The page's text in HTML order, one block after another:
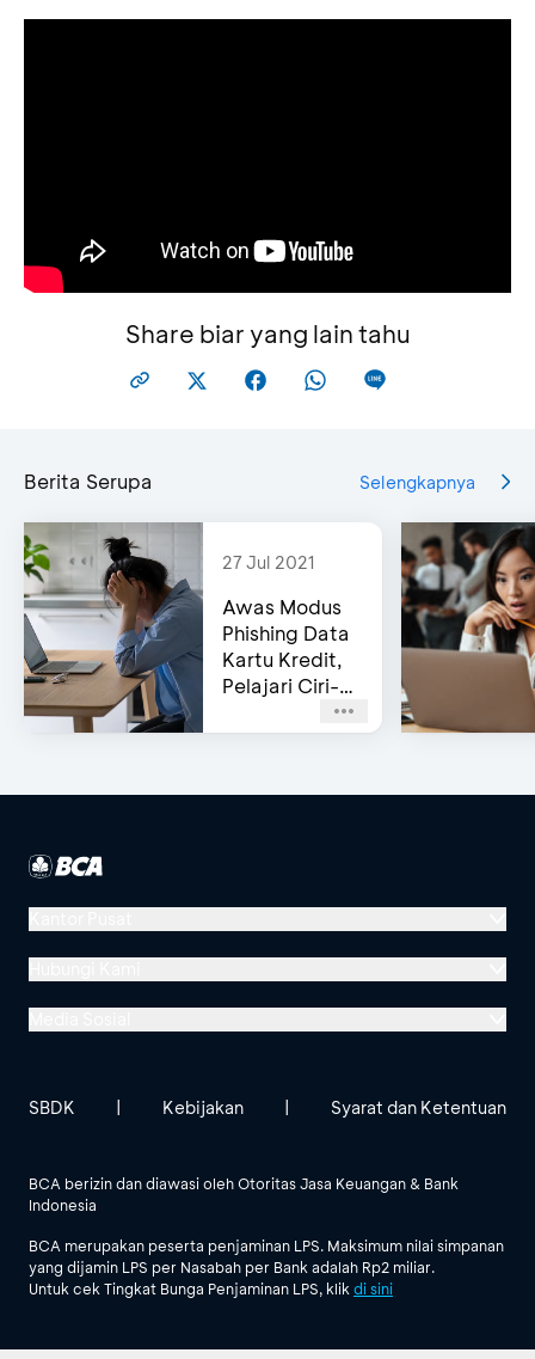
Share biar yang lain tahu
Berita Serupa Selengkapnya
27 Jul 2021
Awas Modus
Phishing Data
Kartu Kredit,
Pelajari Ciri-
Menara BCA, Grand Indonesia
Jl. MH Thamrin No. 1
Lihat Semua Media Sosial
BCA berizin dan diawasi oleh Otoritas Jasa Keuangan & Bank
Indonesia
BCA merupakan peserta penjaminan LPS. Maksimum nilai simpanan
yang dijamin LPS per Nasabah per Bank adalah Rp2 miliar.
Untuk cek Tingkat Bunga Penjaminan LPS, klik di sini
SBDK Kebijakan Syarat dan Ketentuan